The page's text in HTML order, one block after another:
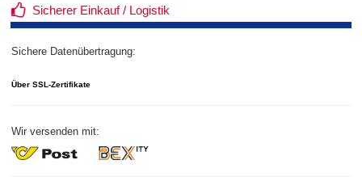
Sicherer Einkauf / Logistik
Sichere Datenübertragung:
Über SSL-Zertifikate
Wir versenden mit: